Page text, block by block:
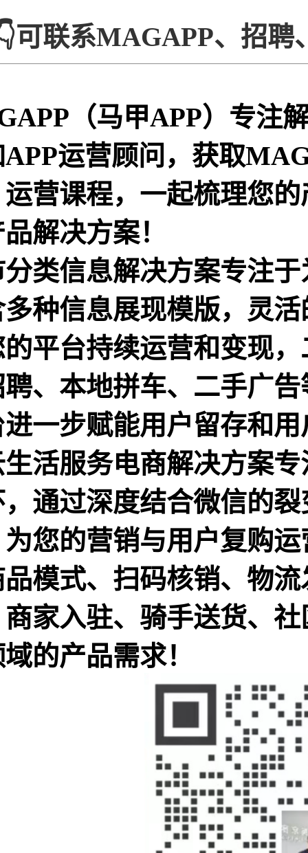
可联系MAGAPP、招聘
（马甲APP）专注
运营顾问，获取
营课程，一起梳理您
解决方案！
类信息解决方案专注
种信息展现模版，灵
平台持续运营和变现
、本地拼车、二手广
一步赋能用户留存和
活服务电商解决方案
通过深度结合微信的
您的营销与用户复购
模式、扫码核销、物
家入驻、骑手送货、
的产品需求！